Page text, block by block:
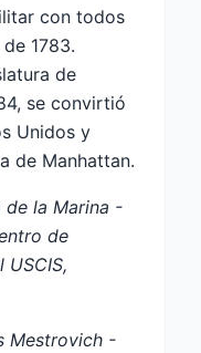
con todos
1783.
de
se convirtió
Unidos y
de Manhattan.
de la Marina -
de
USCIS,
Mestrovich -